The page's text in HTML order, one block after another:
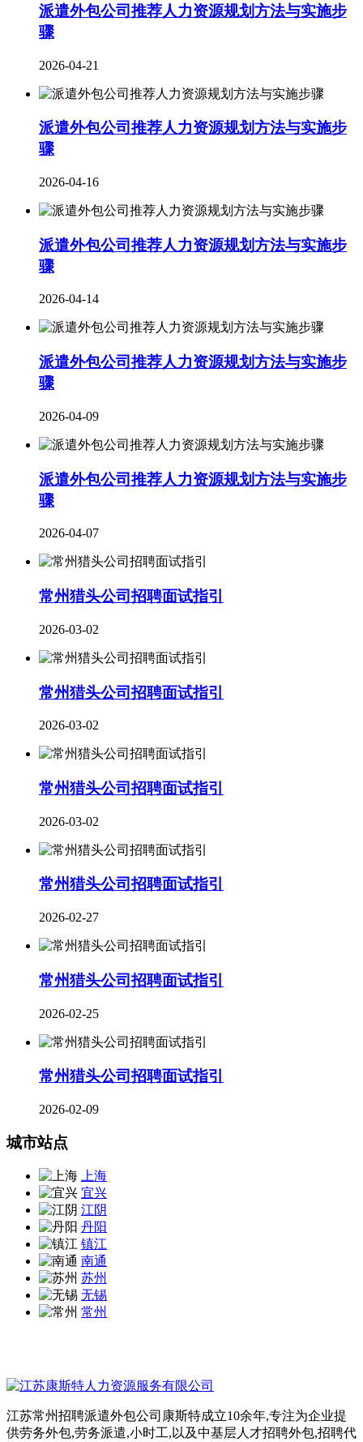
派遣外包公司推荐人力资源规划方法与实施步
骤
2026-04-21
派遣外包公司推荐人力资源规划方法与实施步
骤
2026-04-16
派遣外包公司推荐人力资源规划方法与实施步
骤
2026-04-14
派遣外包公司推荐人力资源规划方法与实施步
骤
2026-04-09
派遣外包公司推荐人力资源规划方法与实施步
骤
2026-04-07
常州猎头公司招聘面试指引
2026-03-02
常州猎头公司招聘面试指引
2026-03-02
常州猎头公司招聘面试指引
2026-03-02
​常州猎头公司招聘面试指引
2026-02-27
常州猎头公司招聘面试指引
2026-02-25
常州猎头公司招聘面试指引
2026-02-09
城市站点
上海
宜兴
江阴
丹阳
镇江
南通
苏州
无锡
常州
江苏常州招聘派遣外包公司康斯特成立10余年,专注为企业提
供劳务外包,劳务派遣,小时工,以及中基层人才招聘外包,招聘代